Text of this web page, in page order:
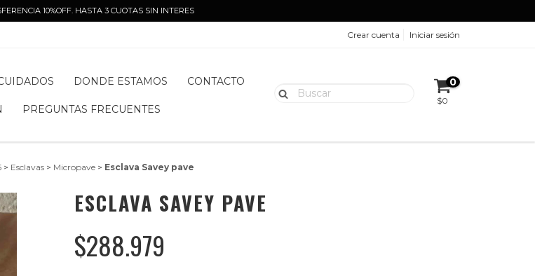
10%OFF. HASTA 3 CUOTAS SIN INTERES
Crear cuenta Iniciar sesión
DONDE ESTAMOS CONTACTO
PREGUNTAS FRECUENTES
0
$0
> Esclavas > Micropave > Esclava Savey pave
ESCLAVA SAVEY PAVE
$288.979